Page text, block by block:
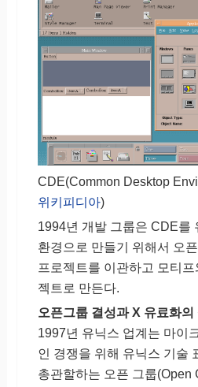
CDE(Common Desktop
위키피디아)
1994년 개발 그룹은 CDE를
환경으로 만들기 위해서 오
프로젝트를 이관하고 모티
젝트로 만든다.
오픈그룹 결성과 X 유료화의
1997년 유닉스 업계는 마이
인 경쟁을 위해 유닉스 기술
총관할하는 오픈 그룹(Open